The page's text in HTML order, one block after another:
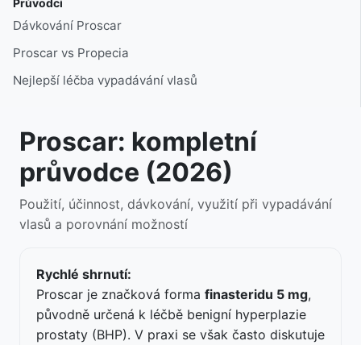
Průvodci
Dávkování Proscar
Proscar vs Propecia
Nejlepší léčba vypadávání vlasů
Proscar: kompletní
průvodce (2026)
Použití, účinnost, dávkování, využití při vypadávání
vlasů a porovnání možností
Rychlé shrnutí:
Proscar je značková forma finasteridu 5 mg,
původně určená k léčbě benigní hyperplazie
prostaty (BHP). V praxi se však často diskutuje